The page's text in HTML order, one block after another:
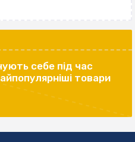
себе під час
товари